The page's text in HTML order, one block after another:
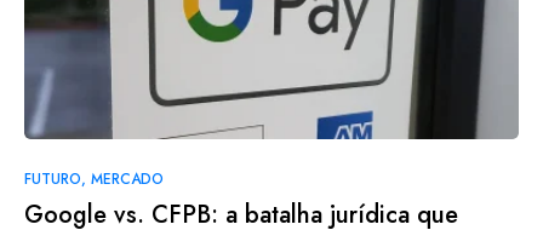
FUTURO MERCADO
Google vs. CFPB: a batalha jurídica que